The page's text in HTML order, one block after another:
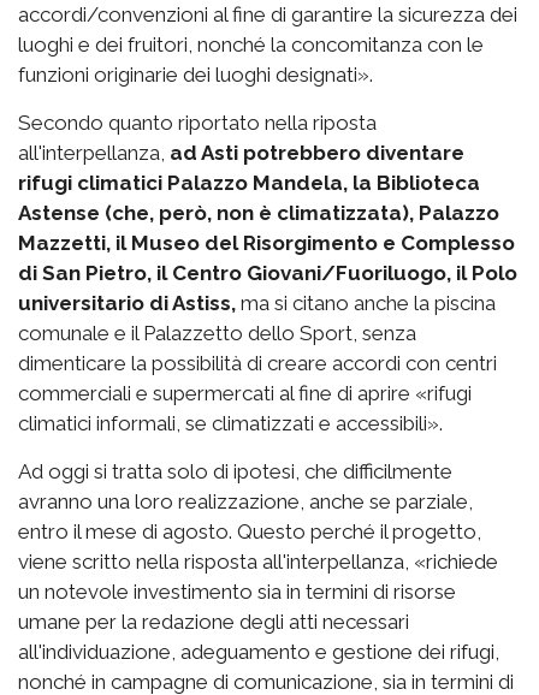
accordi/convenzioni al fine di garantire la sicurezza dei
luoghi e dei fruitori, nonché la concomitanza con le
funzioni originarie dei luoghi designati».
Secondo quanto riportato nella riposta
all'interpellanza, ad Asti potrebbero diventare
rifugi climatici Palazzo Mandela, la Biblioteca
Astense (che, però, non è climatizzata), Palazzo
Mazzetti, il Museo del Risorgimento e Complesso
di San Pietro, il Centro Giovani/Fuoriluogo, il Polo
universitario di Astiss, ma si citano anche la piscina
comunale e il Palazzetto dello Sport, senza
dimenticare la possibilità di creare accordi con centri
commerciali e supermercati al fine di aprire «rifugi
climatici informali, se climatizzati e accessibili».
Ad oggi si tratta solo di ipotesi, che difficilmente
avranno una loro realizzazione, anche se parziale,
entro il mese di agosto. Questo perché il progetto,
viene scritto nella risposta all'interpellanza, «richiede
un notevole investimento sia in termini di risorse
umane per la redazione degli atti necessari
all'individuazione, adeguamento e gestione dei rifugi,
nonché in campagne di comunicazione, sia in termini di